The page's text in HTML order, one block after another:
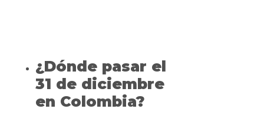
¿Dónde pasar el
31 de diciembre
en Colombia?